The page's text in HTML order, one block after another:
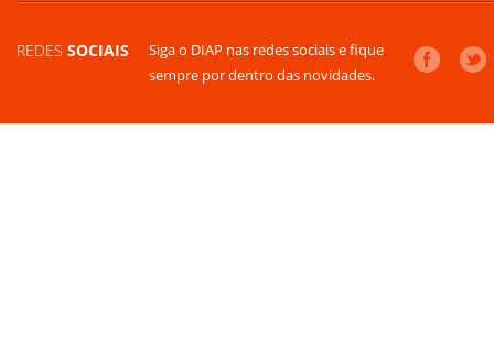
REDES SOCIAIS
Siga o DIAP nas redes sociais e fique
sempre por dentro das novidades.